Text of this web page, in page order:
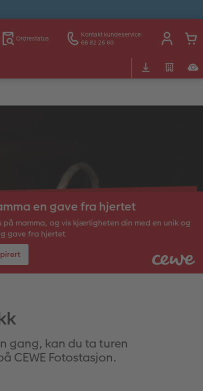
Ordrestatus
Kontakt kundeservice:
66 82 26 60
en gave fra hjertet
på mamma, og vis kjærligheten din med en unik og
gave fra hjertet
gang, kan du ta turen
CEWE Fotostasjon.